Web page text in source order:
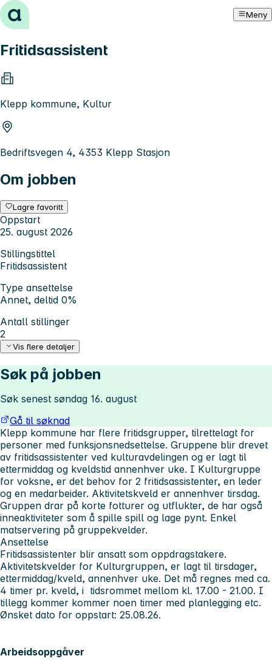
Hopp til innhold Meny
Fritidsassistent
Klepp kommune, Kultur
Bedriftsvegen 4, 4353 Klepp Stasjon
Om jobben
Lagre favoritt
Oppstart
25. august 2026
Stillingstittel
Fritidsassistent
Type ansettelse
Annet, deltid 0%
Antall stillinger
2
Vis flere detaljer
Søk på jobben
Søk senest søndag 16. august
Gå til søknad
Klepp kommune har flere fritidsgrupper, tilrettelagt for
personer med funksjonsnedsettelse. Gruppene blir drevet
av fritidsassistenter ved kulturavdelingen og er lagt til
ettermiddag og kveldstid annenhver uke. I Kulturgruppe
for voksne, er det behov for 2 fritidsassistenter, en leder
og en medarbeider. Aktivitetskveld er annenhver tirsdag.
Gruppen drar på korte fotturer og utflukter, de har også
inneaktiviteter som å spille spill og lage pynt. Enkel
matservering på gruppekvelder.
Ansettelse
Fritidsassistenter blir ansatt som oppdragstakere.
Aktivitetskvelder for Kulturgruppen, er lagt til tirsdager,
ettermiddag/kveld, annenhver uke. Det må regnes med ca.
4 timer pr. kveld, i tidsrommet mellom kl. 17.00 - 21.00. I
tillegg kommer kommer noen timer med planlegging etc.
Ønsket dato for oppstart: 25.08.26.
Arbeidsoppgåver